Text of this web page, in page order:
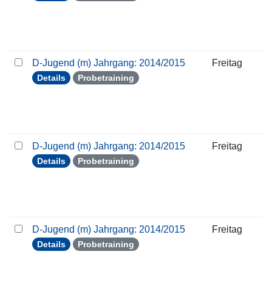
D-Jugend (m) Jahrgang: 2014/2015
Details Probetraining
Freitag
D-Jugend (m) Jahrgang: 2014/2015
Details Probetraining
Freitag
D-Jugend (m) Jahrgang: 2014/2015
Details Probetraining
Freitag